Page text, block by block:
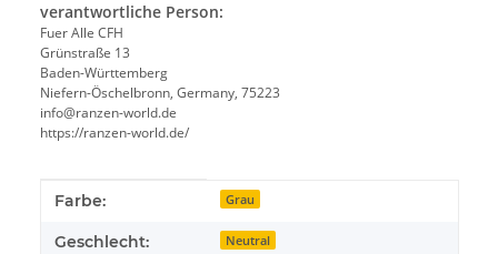
verantwortliche Person:
Fuer Alle CFH
Grünstraße 13
Baden-Württemberg
Niefern-Öschelbronn, Germany, 75223
info@ranzen-world.de
https://ranzen-world.de/
Produkteigenschaft
Wert
Farbe: Grau
Geschlecht: Neutral